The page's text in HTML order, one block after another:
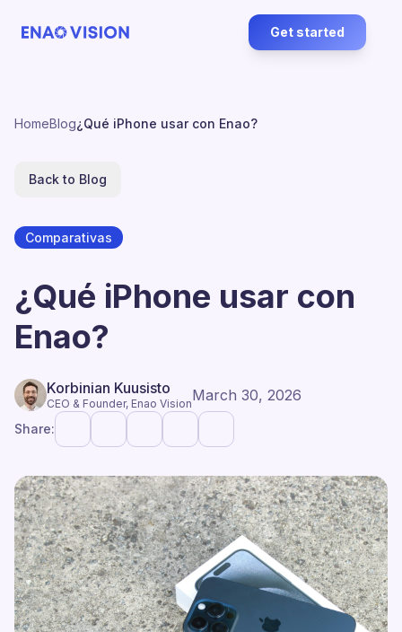
Get started
HomeBlog¿Qué iPhone usar con Enao?
Back to Blog
Comparativas
¿Qué iPhone usar con
Enao?
Korbinian Kuusisto
CEO & Founder, Enao VisionMarch 30, 2026
Share: